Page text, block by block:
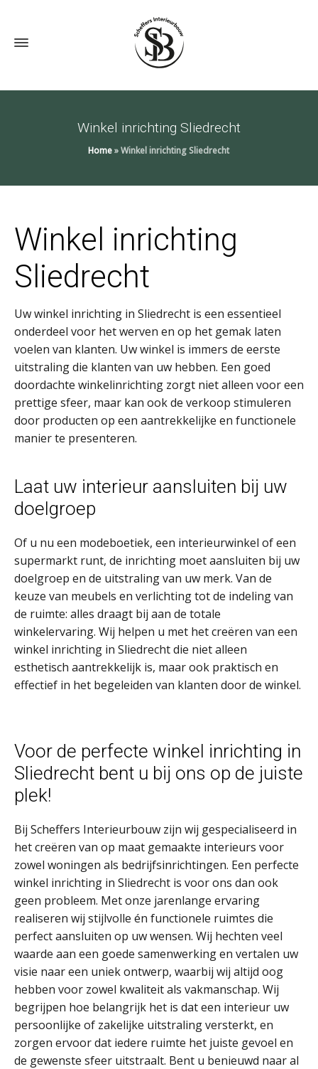
Winkel inrichting Sliedrecht
Home»Winkel inrichting Sliedrecht
Winkel inrichting
Sliedrecht
Uw winkel inrichting in Sliedrecht is een essentieel
onderdeel voor het werven en op het gemak laten
voelen van klanten. Uw winkel is immers de eerste
uitstraling die klanten van uw hebben. Een goed
doordachte winkelinrichting zorgt niet alleen voor een
prettige sfeer, maar kan ook de verkoop stimuleren
door producten op een aantrekkelijke en functionele
manier te presenteren.
Laat uw interieur aansluiten bij uw
doelgroep
Of u nu een modeboetiek, een interieurwinkel of een
supermarkt runt, de inrichting moet aansluiten bij uw
doelgroep en de uitstraling van uw merk. Van de
keuze van meubels en verlichting tot de indeling van
de ruimte: alles draagt bij aan de totale
winkelervaring. Wij helpen u met het creëren van een
winkel inrichting in Sliedrecht die niet alleen
esthetisch aantrekkelijk is, maar ook praktisch en
effectief in het begeleiden van klanten door de winkel.
Voor de perfecte winkel inrichting in
Sliedrecht bent u bij ons op de juiste
plek!
Bij Scheffers Interieurbouw zijn wij gespecialiseerd in
het creëren van op maat gemaakte interieurs voor
zowel woningen als bedrijfsinrichtingen. Een perfecte
winkel inrichting in Sliedrecht is voor ons dan ook
geen probleem. Met onze jarenlange ervaring
realiseren wij stijlvolle én functionele ruimtes die
perfect aansluiten op uw wensen. Wij hechten veel
waarde aan een goede samenwerking en vertalen uw
visie naar een uniek ontwerp, waarbij wij altijd oog
hebben voor zowel kwaliteit als vakmanschap. Wij
begrijpen hoe belangrijk het is dat een interieur uw
persoonlijke of zakelijke uitstraling versterkt, en
zorgen ervoor dat iedere ruimte het juiste gevoel en
de gewenste sfeer uitstraalt. Bent u benieuwd naar al